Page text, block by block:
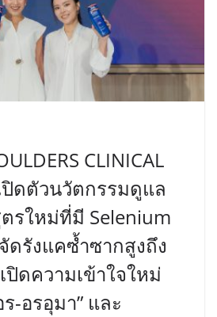
CLINICAL
เปิดตัวนวัตกรรมดูแล
รใหม่ที่มี Selenium
ดรังแคซ้ำซากสูงถึง
ปิดความเข้าใจใหม่
-อรอุมา” และ